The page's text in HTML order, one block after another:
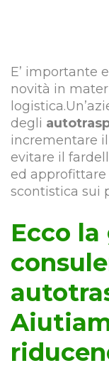
E’ importante
novità in
degli
incrementare il
evitare il
ed
scontistica sui
Ecco